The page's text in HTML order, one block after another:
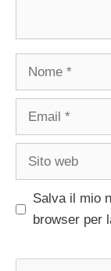
Nome
Email
Sito
Salva il mio
browser per